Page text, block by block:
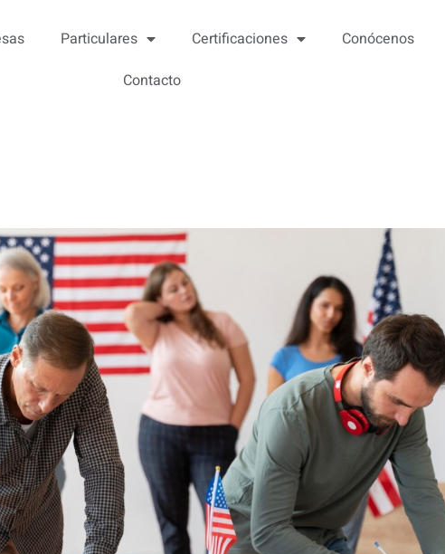
Particulares Certificaciones
Conócenos
Contacto